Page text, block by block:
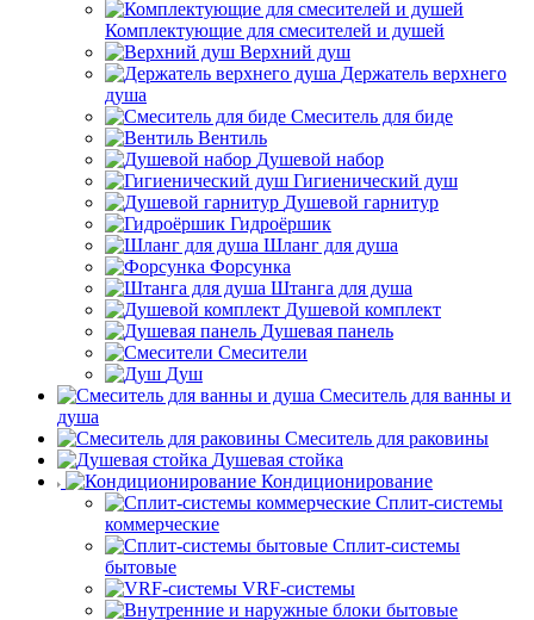
Комплектующие для смесителей и душей
Верхний душ
Держатель верхнего
душа
Смеситель для биде
Вентиль
Душевой набор
Гигиенический душ
Душевой гарнитур
Гидроёршик
Шланг для душа
Форсунка
Штанга для душа
Душевой комплект
Душевая панель
Смесители
Душ
Смеситель для ванны и
душа
Смеситель для раковины
Душевая стойка
Кондиционирование
Сплит-системы
коммерческие
Сплит-системы
бытовые
VRF-системы